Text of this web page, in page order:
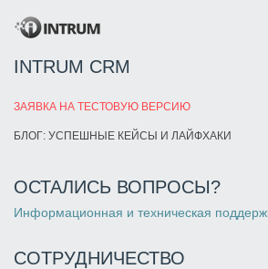
INTRUM CRM
ЗАЯВКА НА ТЕСТОВУЮ ВЕРСИЮ
БЛОГ: УСПЕШНЫЕ КЕЙСЫ И ЛАЙФХАКИ
ОСТАЛИСЬ ВОПРОСЫ?
Информационная и техническая
СОТРУДНИЧЕСТВО